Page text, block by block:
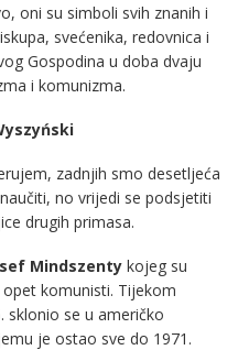
oni su simboli svih znanih i
svećenika, redovnica i
Gospodina u doba dvaju
i komunizma.
zadnjih smo desetljeća
no vrijedi se podsjetiti
drugih primasa.
Mindszenty kojeg su
komunisti. Tijekom
sklonio se u američko
je ostao sve do 1971.